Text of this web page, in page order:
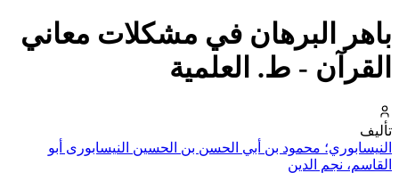
باهر البرهان في مشكلات معاني
القرآن - ط. العلمية
تأليف
النيسابوري؛ محمود بن أبي الحسن بن الحسين النيسابورى أبو
القاسم، نجم الدين